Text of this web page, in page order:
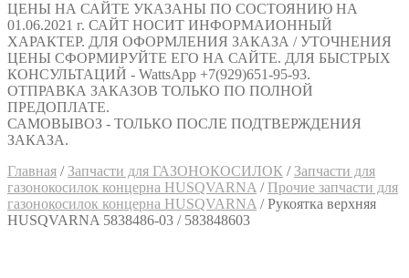
ЦЕНЫ НА САЙТЕ УКАЗАНЫ ПО СОСТОЯНИЮ НА
01.06.2021 г. САЙТ НОСИТ ИНФОРМАИОННЫЙ
ХАРАКТЕР. ДЛЯ ОФОРМЛЕНИЯ ЗАКАЗА / УТОЧНЕНИЯ
ЦЕНЫ СФОРМИРУЙТЕ ЕГО НА САЙТЕ. ДЛЯ БЫСТРЫХ
КОНСУЛЬТАЦИЙ - WattsApp +7(929)651-95-93.
ОТПРАВКА ЗАКАЗОВ ТОЛЬКО ПО ПОЛНОЙ
ПРЕДОПЛАТЕ.
САМОВЫВОЗ - ТОЛЬКО ПОСЛЕ ПОДТВЕРЖДЕНИЯ
ЗАКАЗА.
Главная / Запчасти для ГАЗОНОКОСИЛОК / Запчасти для
газонокосилок концерна HUSQVARNA / Прочие запчасти для
газонокосилок концерна HUSQVARNA /Рукоятка верхняя
HUSQVARNA 5838486-03 / 583848603